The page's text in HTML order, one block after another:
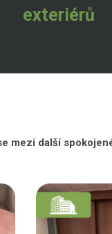
exteriérů
mezi další